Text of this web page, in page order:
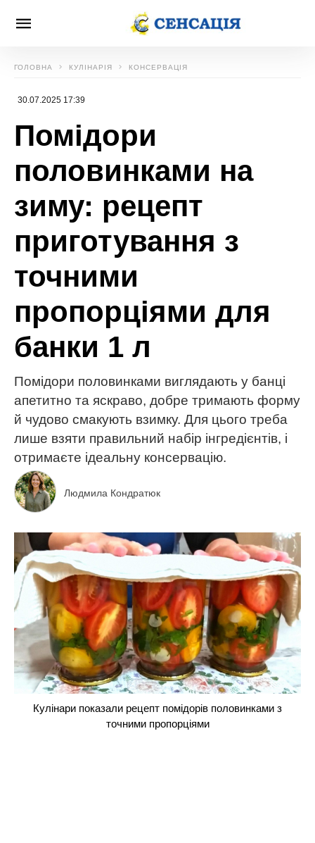
ГОЛОВНА КУЛІНАРІЯ КОНСЕРВАЦІЯ
30.07.2025 17:39
Помідори
половинками на
зиму: рецепт
приготування з
точними
пропорціями для
банки 1 л
Помідори половинками виглядають у банці
апетитно та яскраво, добре тримають форму
й чудово смакують взимку. Для цього треба
лише взяти правильний набір інгредієнтів, і
отримаєте ідеальну консервацію.
Людмила Кондратюк
Кулінари показали рецепт помідорів половинками з
точними пропорціями